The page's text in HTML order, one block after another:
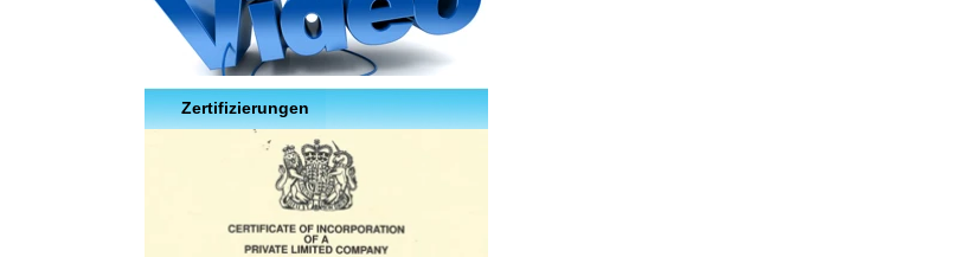
Zertifizierungen